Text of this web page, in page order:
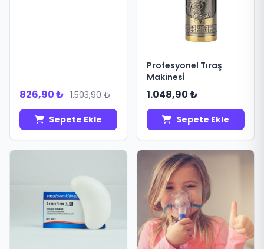
826,90 ₺ 1.503,90 ₺
Sepete Ekle
Profesyonel Tıraş
Makinesİ
1.048,90 ₺
Sepete Ekle